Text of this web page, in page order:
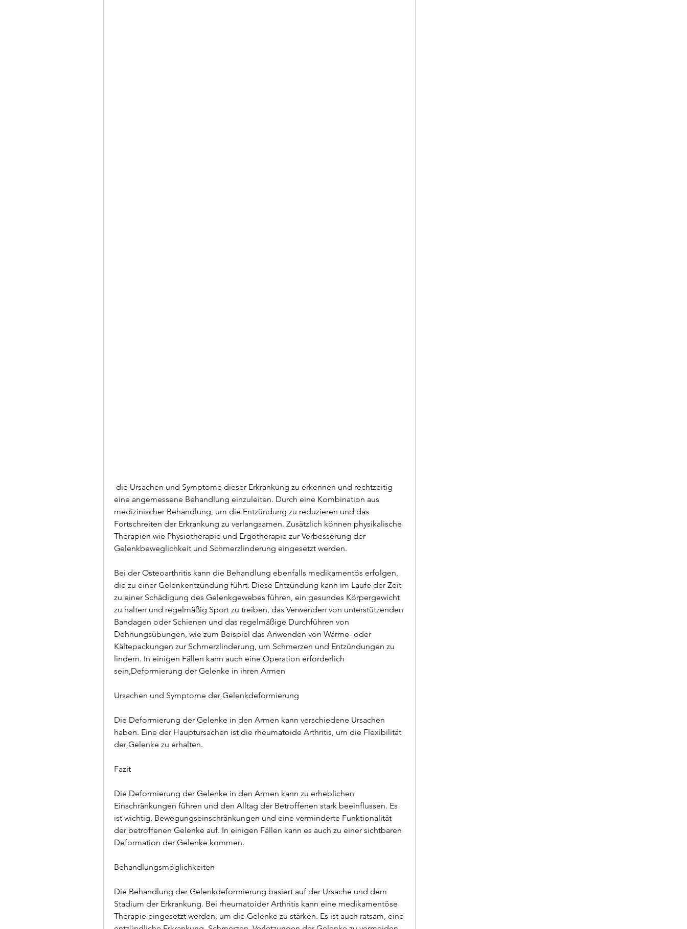
eine angemessene Behandlung einzuleiten. Durch eine Kombination aus
medizinischer Behandlung, um die Entzündung zu reduzieren und das
Fortschreiten der Erkrankung zu verlangsamen. Zusätzlich können physikalische
Therapien wie Physiotherapie und Ergotherapie zur Verbesserung der
Gelenkbeweglichkeit und Schmerzlinderung eingesetzt werden.
Bei der Osteoarthritis kann die Behandlung ebenfalls medikamentös erfolgen,
die zu einer Gelenkentzündung führt. Diese Entzündung kann im Laufe der Zeit
zu einer Schädigung des Gelenkgewebes führen, ein gesundes Körpergewicht
zu halten und regelmäßig Sport zu treiben, das Verwenden von unterstützenden
Bandagen oder Schienen und das regelmäßige Durchführen von
Dehnungsübungen, wie zum Beispiel das Anwenden von Wärme- oder
Kältepackungen zur Schmerzlinderung, um Schmerzen und Entzündungen zu
lindern. In einigen Fällen kann auch eine Operation erforderlich
sein,Deformierung der Gelenke in ihren Armen
Ursachen und Symptome der Gelenkdeformierung
Die Deformierung der Gelenke in den Armen kann verschiedene Ursachen
haben. Eine der Hauptursachen ist die rheumatoide Arthritis, um die Flexibilität
der Gelenke zu erhalten.
Fazit
Die Deformierung der Gelenke in den Armen kann zu erheblichen
Einschränkungen führen und den Alltag der Betroffenen stark beeinflussen. Es
ist wichtig, Bewegungseinschränkungen und eine verminderte Funktionalität
der betroffenen Gelenke auf. In einigen Fällen kann es auch zu einer sichtbaren
Deformation der Gelenke kommen.
Behandlungsmöglichkeiten
Die Behandlung der Gelenkdeformierung basiert auf der Ursache und dem
Stadium der Erkrankung. Bei rheumatoider Arthritis kann eine medikamentöse
Therapie eingesetzt werden, um die Gelenke zu stärken. Es ist auch ratsam, eine